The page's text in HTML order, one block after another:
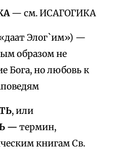
— см. ИСАГОГИКА
Элог`им») —
образом не
Бога, но любовь к
, или
— термин,
книгам Св.